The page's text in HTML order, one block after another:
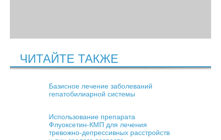
ЧИТАЙТЕ ТАКЖЕ
Базисное лечение заболеваний
гепатобилиарной системы
Использование препарата
Флуоксетин-КМП для лечения
тревожно-депрессивных расстройств